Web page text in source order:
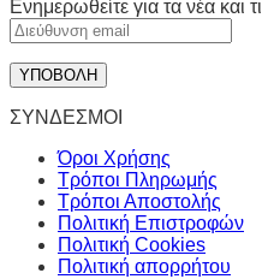
Ενημερωθείτε για τα νέα και
ΣΥΝΔΕΣΜΟΙ
Όροι Χρήσης
Τρόποι Πληρωμής
Τρόποι Αποστολής
Πολιτική Επιστροφών
Πολιτική Cookies
Πολιτική απορρήτου